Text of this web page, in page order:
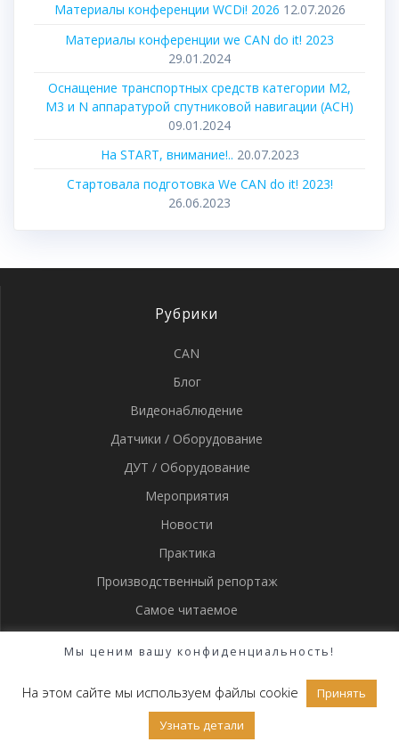
Материалы конференции WCDi! 2026 12.07.2026
Материалы конференции we CAN do it! 2023
29.01.2024
Оснащение транспортных средств категории М2,
М3 и N аппаратурой спутниковой навигации (АСН)
09.01.2024
На START, внимание!.. 20.07.2023
Стартовала подготовка We CAN do it! 2023!
26.06.2023
Рубрики
CAN
Блог
Видеонаблюдение
Датчики / Оборудование
ДУТ / Оборудование
Мероприятия
Новости
Практика
Производственный репортаж
Самое читаемое
Быстрые ссылки
Мы ценим вашу конфиденциальность!
На этом сайте мы используем файлы cookie
Принять
Узнать детали